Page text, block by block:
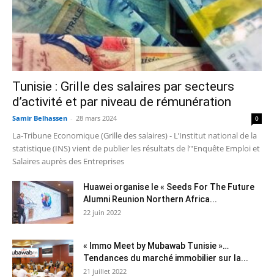
Tunisie : Grille des salaires par secteurs
d’activité et par niveau de rémunération
Samir Belhassen - 28 mars 2024 0
La-Tribune Economique (Grille des salaires) - L’Institut national de la
statistique (INS) vient de publier les résultats de l’"Enquête Emploi et
Salaires auprès des Entreprises
Huawei organise le « Seeds For The Future
Alumni Reunion Northern Africa...
22 juin 2022
« Immo Meet by Mubawab Tunisie »…
Tendances du marché immobilier sur la...
21 juillet 2022